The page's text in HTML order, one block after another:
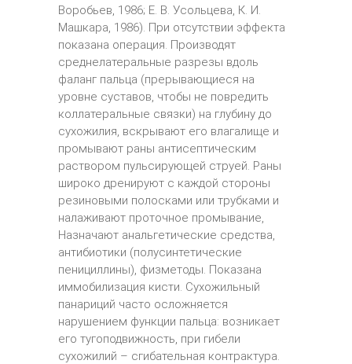
Воробьев, 1986; Е. В. Усольцева, К. И.
Машкара, 1986). При отсутствии эффекта
показана операция. Производят
среднелатеральные разрезы вдоль
фаланг пальца (прерывающиеся на
уровне суставов, чтобы не повредить
коллатеральные связки) на глубину до
сухожилия, вскрывают его влагалище и
промывают раны антисептическим
раствором пульсирующей струей. Раны
широко дренируют с каждой стороны
резиновыми полосками или трубками и
налаживают проточное промывание,
Назначают анальгетические средства,
антибиотики (полусинтетические
пенициллины), физметоды. Показана
иммобилизация кисти. Сухожильный
панариций часто осложняется
нарушением функции пальца: возникает
его тугоподвижность, при гибели
сухожилий – сгибательная контрактура.